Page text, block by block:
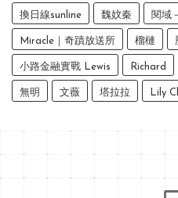
換日線sunline 魏妏秦 閱域
Miracle｜奇蹟放送所 榴槤
小路金融實戰 Lewis Richard
無明 文薇 塔拉拉 Lily